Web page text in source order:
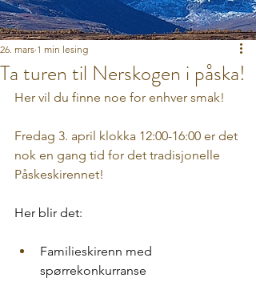
Ta turen til Nerskogen i påska!
26. mars 1 min lesing
Her vil du finne noe for enhver smak!
Fredag 3. april klokka 12:00-16:00 er det
nok en gang tid for det tradisjonelle
Påskeskirennet!
Her blir det:
Familieskirenn med
spørrekonkurranse